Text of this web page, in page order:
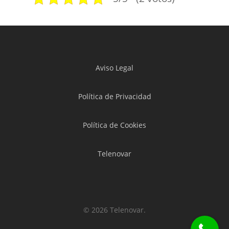
Aviso Legal
Política de Privacidad
Política de Cookies
Telenovar
© 2026 Telenovar.